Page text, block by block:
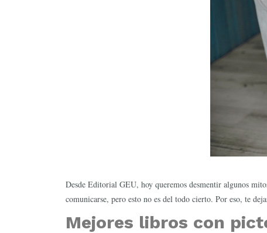
Desde Editorial GEU, hoy queremos desmentir algunos
comunicarse, pero esto no es del todo cierto. Por eso, te
Mejores libros con